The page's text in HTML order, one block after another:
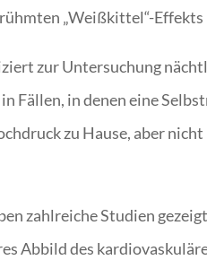
„Weißkittel“-
zur Untersuchung
Fällen, in denen eine
zu Hause, aber
zahlreiche Studien
Abbild des